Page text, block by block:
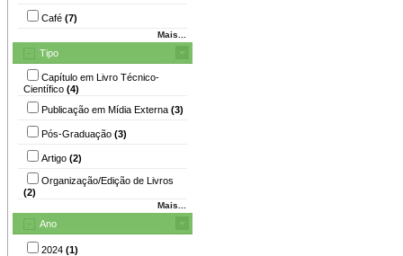
Café (7)
Mais...
Tipo
Capítulo em Livro Técnico-
Científico (4)
Publicação em Mídia Externa (3)
Pós-Graduação (3)
Artigo (2)
Organização/Edição de Livros
(2)
Mais...
Ano
2024 (1)